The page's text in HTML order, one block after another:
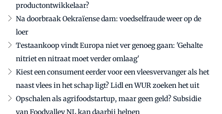
productontwikkelaar?
Na doorbraak Oekraïense dam: voedselfraude weer op de
loer
Testaankoop vindt Europa niet ver genoeg gaan: 'Gehalte
nitriet en nitraat moet verder omlaag'
Kiest een consument eerder voor een vleesvervanger als het
naast vlees in het schap ligt? Lidl en WUR zoeken het uit
Opschalen als agrifoodstartup, maar geen geld? Subsidie
van Foodvalley NL kan daarbij helpen